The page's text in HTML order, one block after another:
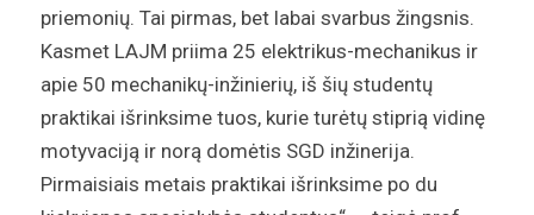
priemonių. Tai pirmas, bet labai svarbus žingsnis.
Kasmet LAJM priima 25 elektrikus-mechanikus ir
apie 50 mechanikų-inžinierių, iš šių studentų
praktikai išrinksime tuos, kurie turėtų stiprią vidinę
motyvaciją ir norą domėtis SGD inžinerija.
Pirmaisiais metais praktikai išrinksime po du